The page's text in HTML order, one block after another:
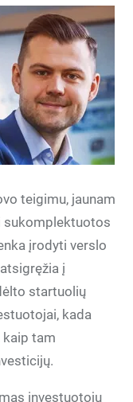
teigimu, jaunam
sukomplektuotos
įrodyti verslo
į
startuolių
kada
tam
investuotojų